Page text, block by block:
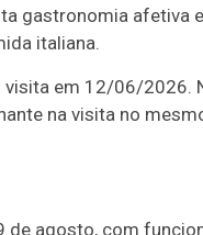
gastronomia
italiana.
em 12/06/2026.
na visita no
de agosto, com